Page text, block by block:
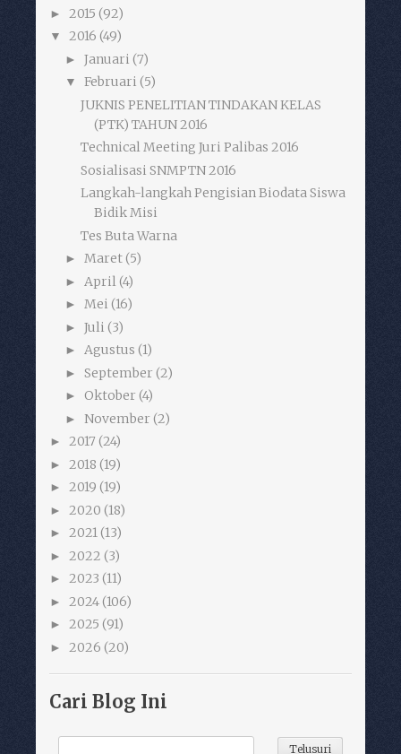
► 2015 (92)
▼ 2016 (49)
► Januari (7)
▼ Februari (5)
JUKNIS PENELITIAN TINDAKAN KELAS
(PTK) TAHUN 2016
Technical Meeting Juri Palibas 2016
Sosialisasi SNMPTN 2016
Langkah-langkah Pengisian Biodata Siswa
Bidik Misi
Tes Buta Warna
► Maret(5)
► April (4)
► Mei (16)
► Juli (3)
► Agustus (1)
► September (2)
► Oktober (4)
► November (2)
► 2017 (24)
► 2018 (19)
► 2019 (19)
► 2020 (18)
► 2021(13)
► 2022 (3)
► 2023 (11)
► 2024(106)
► 2025 (91)
► 2026 (20)
Cari Blog Ini